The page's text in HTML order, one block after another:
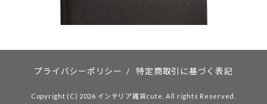
プライバシーポリシー / 特定商取引に基づく表記
Copyright (C) 2026 インテリア雑貨cute. All rights Reserved.